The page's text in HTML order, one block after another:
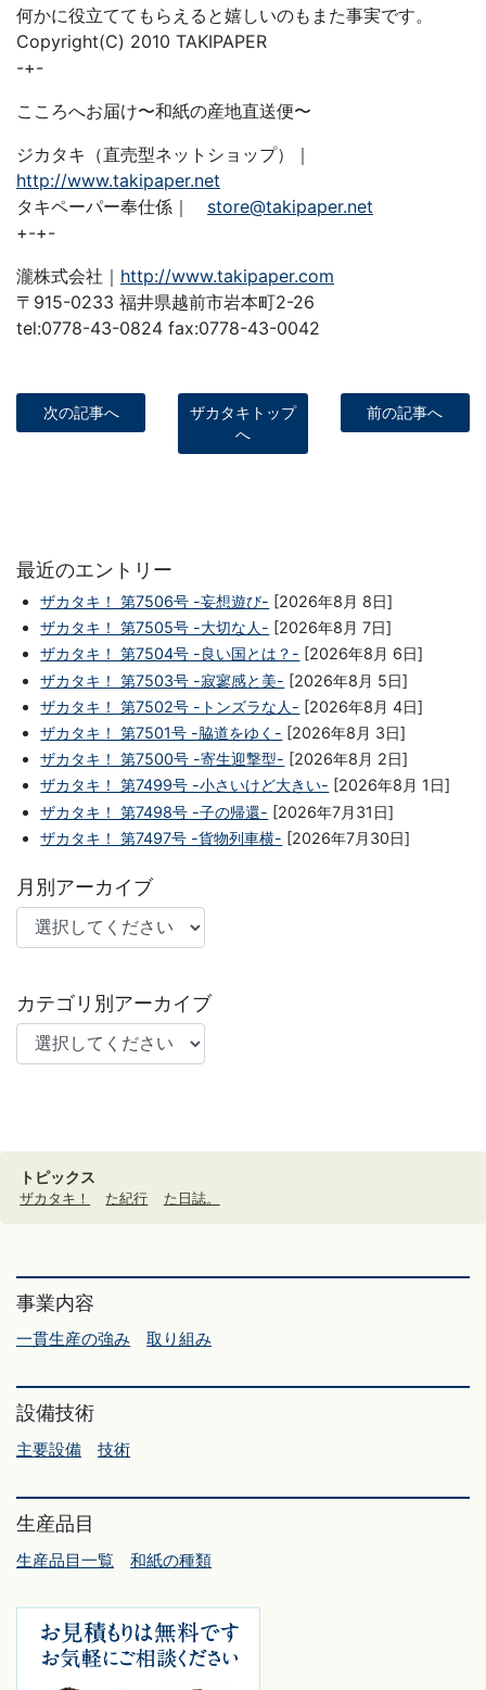
何かに役立ててもらえると嬉しいのもまた事実です。
Copyright(C) 2010 TAKIPAPER
-+-
こころへお届け〜和紙の産地直送便〜
ジカタキ（直売型ネットショップ）｜
http://www.takipaper.net
タキペーパー奉仕係｜ store@takipaper.net
+-+-
瀧株式会社｜ http://www.takipaper.com
〒915-0233 福井県越前市岩本町2-26
tel:0778-43-0824 fax:0778-43-0042
次の記事へ
ザカタキトップ
へ
前の記事へ
最近のエントリー
ザカタキ！ 第7506号 -妄想遊び- [2026年8月 8日]
ザカタキ！ 第7505号 -大切な人- [2026年8月 7日]
ザカタキ！ 第7504号 -良い国とは？- [2026年8月 6日]
ザカタキ！ 第7503号 -寂寥感と美- [2026年8月 5日]
ザカタキ！ 第7502号 -トンズラな人- [2026年8月 4日]
ザカタキ！ 第7501号 -脇道をゆく- [2026年8月 3日]
ザカタキ！ 第7500号 -寄生迎撃型- [2026年8月 2日]
ザカタキ！ 第7499号 -小さいけど大きい- [2026年8月 1日]
ザカタキ！ 第7498号 -子の帰還- [2026年7月31日]
ザカタキ！ 第7497号 -貨物列車横- [2026年7月30日]
月別アーカイブ
カテゴリ別アーカイブ
トピックス
ザカタキ！ た紀行 た日誌。
事業内容
一貫生産の強み 取り組み
設備技術
主要設備 技術
生産品目
生産品目一覧 和紙の種類